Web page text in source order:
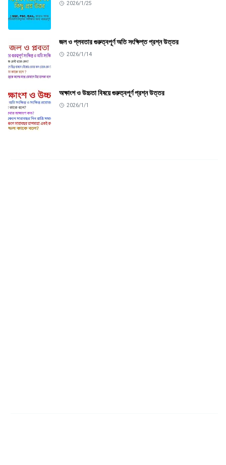
2026/1/25
জল ও প্লবতার গুরুত্বপূর্ণ অতি সংক্ষিপ্ত প্রশ্ন উত্তর
2026/1/14
অক্ষাংশ ও উচ্চতা বিষয়ে গুরুত্বপূর্ণ প্রশ্ন উত্তর
2026/1/1